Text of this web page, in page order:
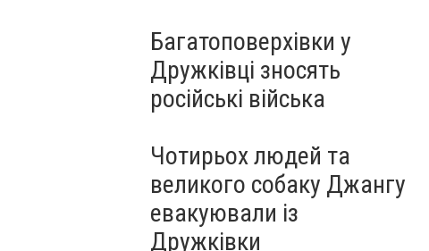
Багатоповерхівки у
Дружківці зносять
російські війська
Чотирьох людей та
великого собаку Джангу
евакуювали із
Дружківки